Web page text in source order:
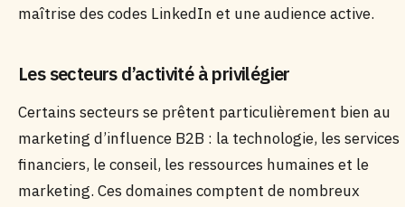
maîtrise des codes LinkedIn et une audience active.
Les secteurs d’activité à privilégier
Certains secteurs se prêtent particulièrement bien au
marketing d’influence B2B : la technologie, les services
financiers, le conseil, les ressources humaines et le
marketing. Ces domaines comptent de nombreux